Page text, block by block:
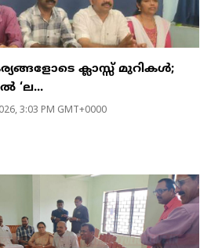
ക്ലാസ്സ് മുറികൾ;
‘ല...
3:03 PM GMT+0000